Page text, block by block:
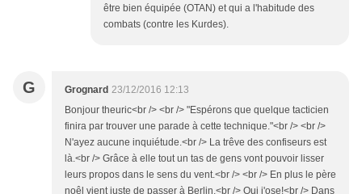
être bien équipée (OTAN) et qui a l'habitude des
combats (contre les Kurdes).
G Grognard 23/12/2016 12:13
Bonjour theuric<br /> <br /> "Espérons que quelque tacticien
finira par trouver une parade à cette technique."<br /> <br />
N'ayez aucune inquiétude.<br /> La trêve des confiseurs est
là.<br /> Grâce à elle tout un tas de gens vont pouvoir lisser
leurs propos dans le sens du vent.<br /> <br /> En plus le père
noêl vient juste de passer à Berlin.<br /> Oui j'ose!<br /> Dans